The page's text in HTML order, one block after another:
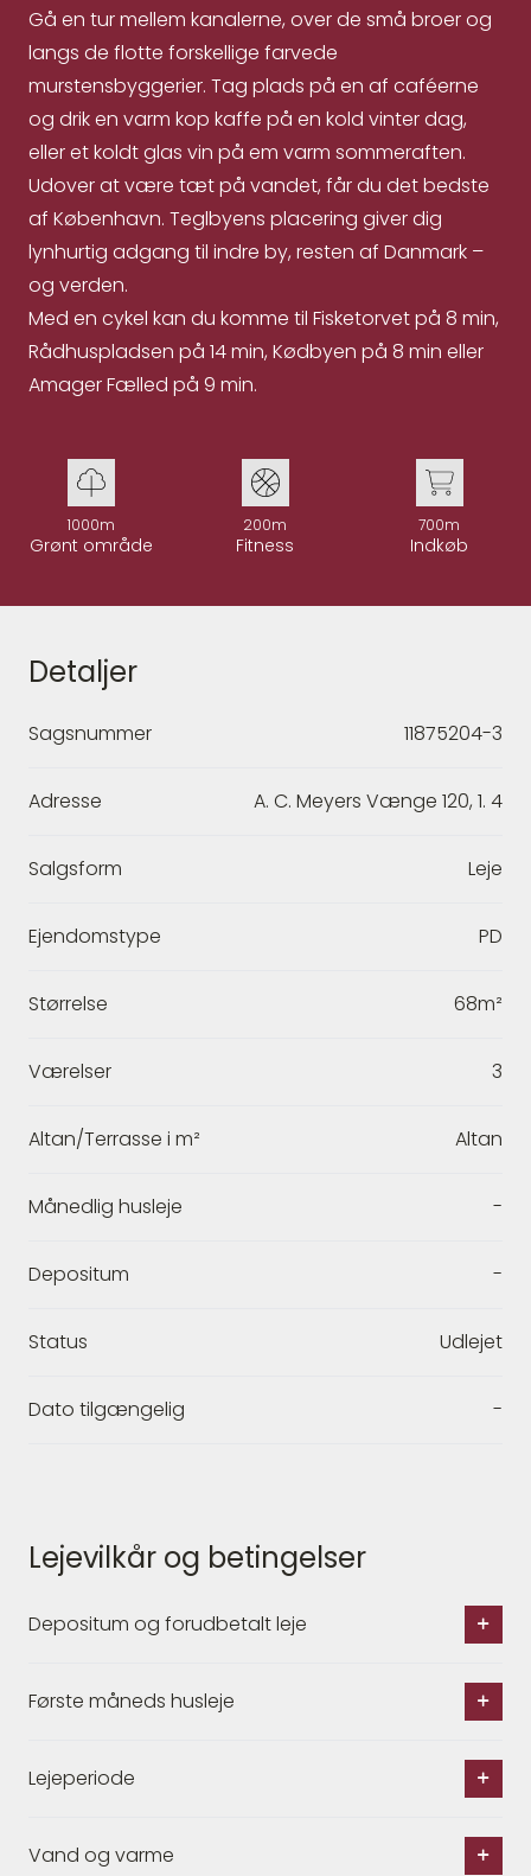
Gå en tur mellem kanalerne, over de små broer og
langs de flotte forskellige farvede
murstensbyggerier. Tag plads på en af caféerne
og drik en varm kop kaffe på en kold vinter dag,
eller et koldt glas vin på em varm sommeraften.
Udover at være tæt på vandet, får du det bedste
af København. Teglbyens placering giver dig
lynhurtig adgang til indre by, resten af Danmark –
og verden.
Med en cykel kan du komme til Fisketorvet på 8 min,
Rådhuspladsen på 14 min, Kødbyen på 8 min eller
Amager Fælled på 9 min.
1000m
Grønt område
200m
Fitness
700m
Indkøb
Detaljer
Sagsnummer 11875204-3
Adresse A. C. Meyers Vænge 120, 1. 4
Salgsform Leje
Ejendomstype PD
Størrelse 68m²
Værelser 3
Altan/Terrasse i m² Altan
Månedlig husleje -
Depositum -
Status Udlejet
Dato tilgængelig -
Lejevilkår og betingelser
Depositum og forudbetalt leje
Første måneds husleje
Lejeperiode
Vand og varme